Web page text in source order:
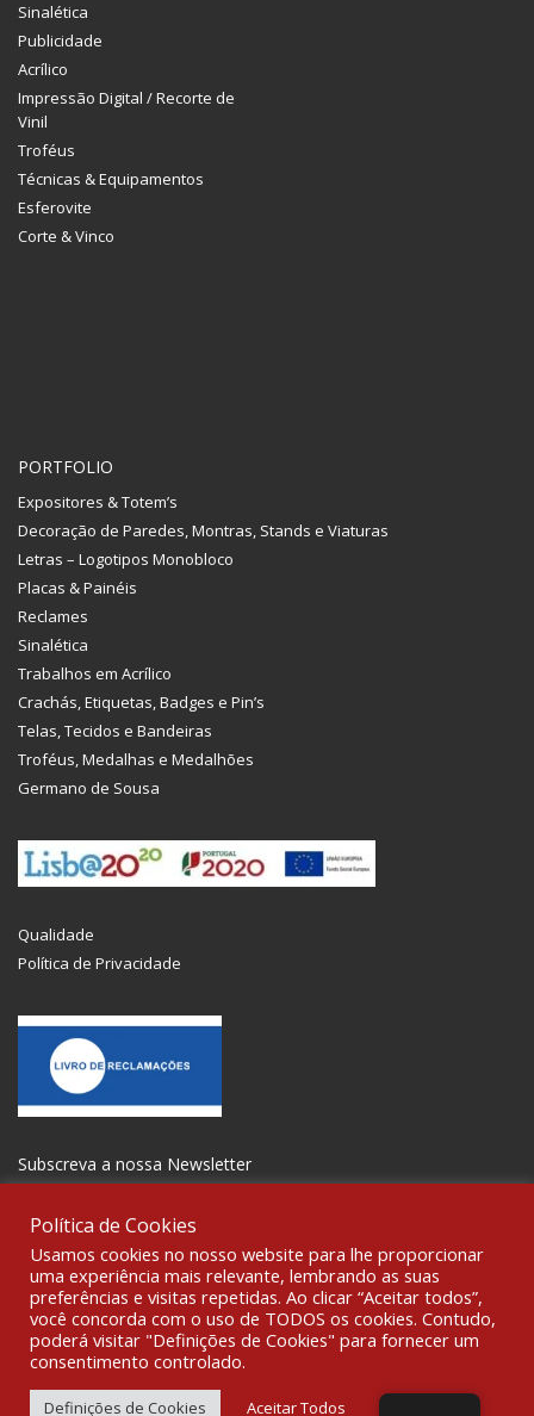
Sinalética
Publicidade
Acrílico
Impressão Digital / Recorte de
Vinil
Troféus
Técnicas & Equipamentos
Esferovite
Corte & Vinco
PORTFOLIO
Expositores & Totem’s
Decoração de Paredes, Montras, Stands e Viaturas
Letras – Logotipos Monobloco
Placas & Painéis
Reclames
Sinalética
Trabalhos em Acrílico
Crachás, Etiquetas, Badges e Pin’s
Telas, Tecidos e Bandeiras
Troféus, Medalhas e Medalhões
Germano de Sousa
Qualidade
Política de Privacidade
Subscreva a nossa Newsletter
SOCIALIZE
© 2021 All rights reserved Gravoplot-Gravação,Impressão e
Sinalética Lda. WebDesign:
Fibra Design.
Política de Cookies
Usamos cookies no nosso website para lhe proporcionar
uma experiência mais relevante, lembrando as suas
preferências e visitas repetidas. Ao clicar “Aceitar todos”,
você concorda com o uso de TODOS os cookies. Contudo,
poderá visitar "Definições de Cookies" para fornecer um
consentimento controlado.
Definições de Cookies Aceitar Todos